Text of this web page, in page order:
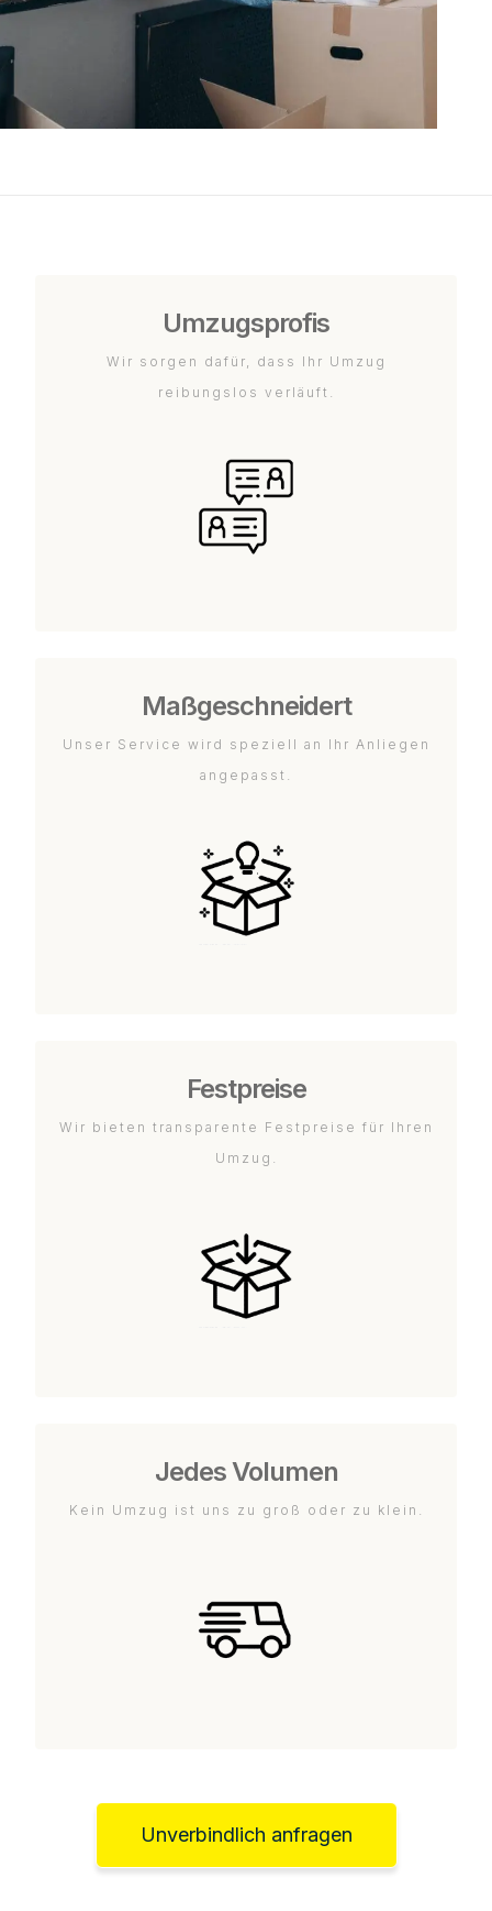
Umzugsprofis
Wir sorgen dafür, dass Ihr Umzug
reibungslos verläuft.
Maßgeschneidert
Unser Service wird speziell an Ihr Anliegen
angepasst.
Festpreise
Wir bieten transparente Festpreise für Ihren
Umzug.
Jedes Volumen
Kein Umzug ist uns zu groß oder zu klein.
Unverbindlich anfragen